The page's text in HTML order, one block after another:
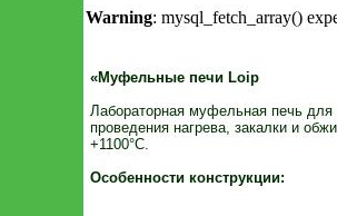
Warning: mysql_fetch_array()
«Муфельные печи Loip
Лабораторная муфельная печь для
проведения нагрева, закалки и
+1100°С.
Особенности конструкции: